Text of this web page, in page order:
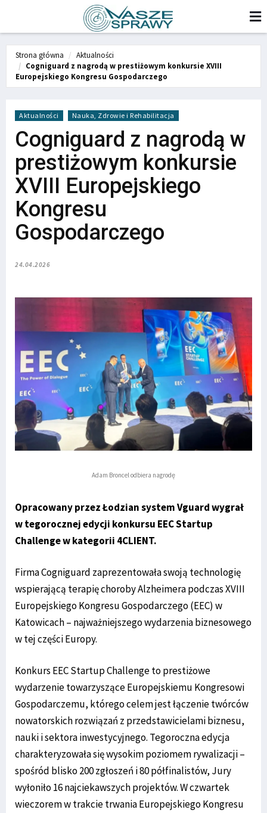
Strona główna
Aktualności
Cogniguard z nagrodą w prestiżowym konkursie XVIII
Europejskiego Kongresu Gospodarczego
Aktualności Nauka, Zdrowie i Rehabilitacja
Cogniguard z nagrodą w
prestiżowym konkursie
XVIII Europejskiego
Kongresu
Gospodarczego
24.04.2026
Adam Broncel odbiera nagrodę
Opracowany przez Łodzian system Vguard wygrał
w tegorocznej edycji konkursu EEC Startup
Challenge w kategorii 4CLIENT.
Firma Cogniguard zaprezentowała swoją technologię
wspierającą terapię choroby Alzheimera podczas XVIII
Europejskiego Kongresu Gospodarczego (EEC) w
Katowicach – najważniejszego wydarzenia biznesowego
w tej części Europy.
Konkurs EEC Startup Challenge to prestiżowe
wydarzenie towarzyszące Europejskiemu Kongresowi
Gospodarczemu, którego celem jest łączenie twórców
nowatorskich rozwiązań z przedstawicielami biznesu,
nauki i sektora inwestycyjnego. Tegoroczna edycja
charakteryzowała się wysokim poziomem rywalizacji –
spośród blisko 200 zgłoszeń i 80 półfinalistów, Jury
wyłoniło 16 najciekawszych projektów. W czwartek
wieczorem w trakcie trwania Europejskiego Kongresu